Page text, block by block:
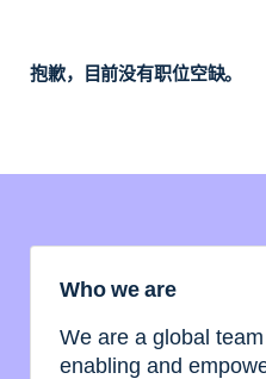
抱歉，目前没有职位空缺。
Who we are
We are a global
enabling and